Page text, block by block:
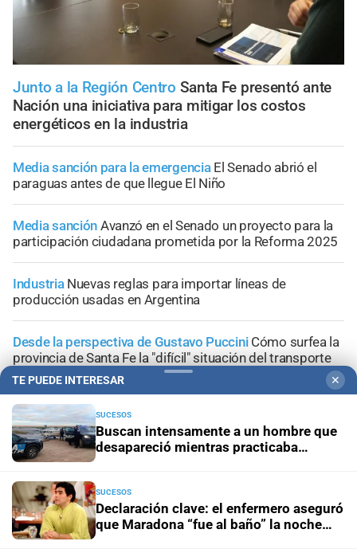
Junto a la Región Centro Santa Fe presentó ante
Nación una iniciativa para mitigar los costos
energéticos en la industria
Media sanción para la emergencia El Senado abrió el
paraguas antes de que llegue El Niño
Media sanción Avanzó en el Senado un proyecto para la
participación ciudadana prometida por la Reforma 2025
Industria Nuevas reglas para importar líneas de
producción usadas en Argentina
Desde la perspectiva de Gustavo Puccini Cómo surfea la
provincia de Santa Fe la "difícil" situación del transporte
interurbano
TE PUEDE INTERESAR ✕
SUCESOS
Buscan intensamente a un hombre que
desapareció mientras practicaba
SUCESOS
Declaración clave: el enfermero aseguró
que Maradona “fue al baño” la noche